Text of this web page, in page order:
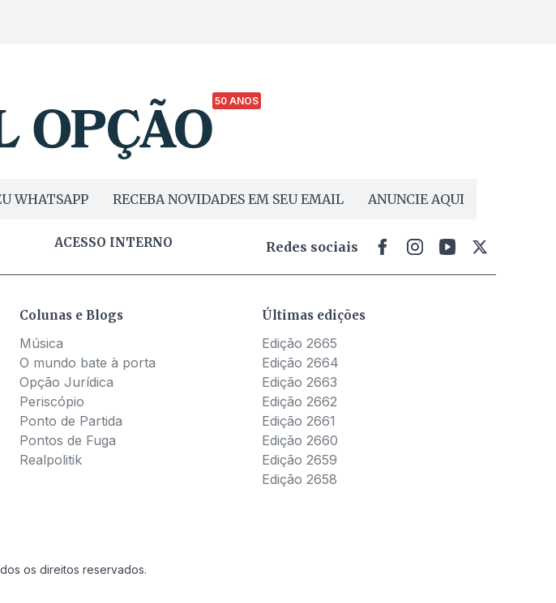
50 ANOS
WHATSAPP RECEBA NOVIDADES EM SEU EMAIL ANUNCIE AQUI
ACESSO INTERNO Redes sociais
Colunas e Blogs
Música
O mundo bate à porta
Opção Jurídica
Periscópio
Ponto de Partida
Pontos de Fuga
Realpolitik
Últimas edições
Edição 2665
Edição 2664
Edição 2663
Edição 2662
Edição 2661
Edição 2660
Edição 2659
Edição 2658
os direitos reservados.